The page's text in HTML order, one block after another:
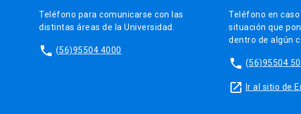
Teléfono para comunicarse con las
distintas áreas de la Universidad.
phone (56)95504 4000
Teléfono en
situación que
dentro de algún
phone (56)95504
launch Ir al sitio de